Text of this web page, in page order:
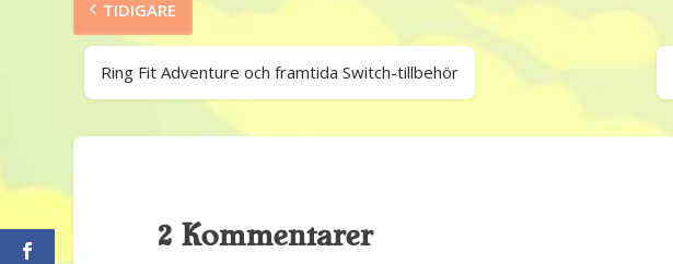
TIDIGARE
Ring Fit Adventure och framtida Switch-tillbehör
2 Kommentarer